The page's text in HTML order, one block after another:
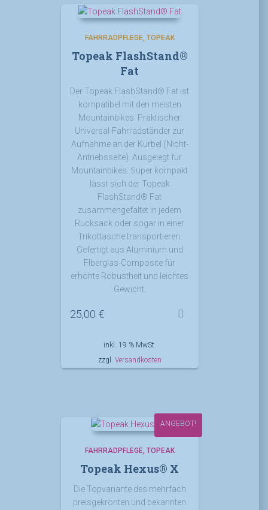
FAHRRADPFLEGE TOPEAK
Topeak FlashStand®
Fat
Der Topeak FlashStand® Fat ist
kompatibel mit den meisten
Mountainbikes. Praktischer
Universal-Fahrradständer zur
Aufnahme an der Kurbel (Nicht-
Antriebsseite). Ausgelegt für
Mountainbikes. Super kompakt
lässt sich der Topeak
FlashStand® Fat
zusammengefaltet in jedem
Rucksack oder sogar in einer
Trikottasche transportieren.
Gefertigt aus Aluminium und
FIberglas-Composite für
erhöhte Robustheit und leichtes
Gewicht.
25,00 €
inkl. 19 % MwSt.
zzgl. Versandkosten
ANGEBOT!
FAHRRADPFLEGE TOPEAK
Topeak Hexus® X
Die Topvariante des mehrfach
preisgekrönten und bekannten